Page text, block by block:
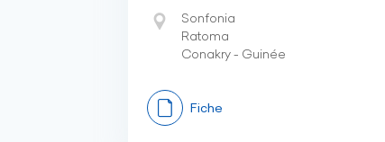
Sonfonia
Ratoma
Conakry - Guinée
Fiche